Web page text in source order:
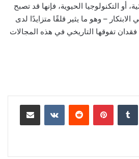
أو التكنولوجيا الحيوية، فإنها قد تصبح
– وهو ما يثير قلقًا متزايدًا لدى
تفوقها التاريخي في هذه المجالات
بينتيريست مشاركة عبر البريد